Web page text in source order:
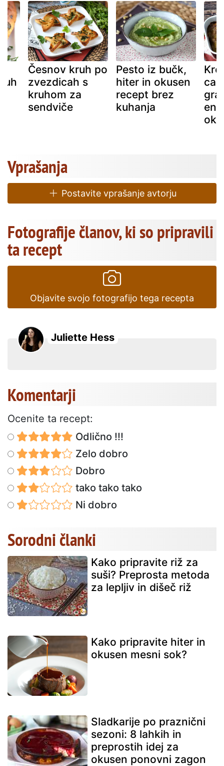
Česnov kruh po
zvezdicah s
kruhom za
sendviče
Pesto iz bučk,
hiter in okusen
recept brez
kuhanja
Vprašanja
Postavite vprašanje avtorju
Fotografije članov, ki so pripravili
ta recept
Objavite svojo fotografijo tega recepta
Juliette Hess
Komentarji
Ocenite ta recept:
Odlično !!!
Zelo dobro
Dobro
tako tako tako
Ni dobro
Sorodni članki
Kako pripravite riž za
suši? Preprosta metoda
za lepljiv in dišeč riž
Kako pripravite hiter in
okusen mesni sok?
Sladkarije po praznični
sezoni: 8 lahkih in
preprostih idej za
okusen ponovni zagon